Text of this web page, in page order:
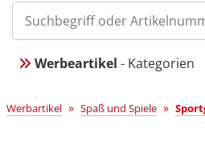
Werbeartikel - Kategorien
Werbartikel » Spaß und Spiele »